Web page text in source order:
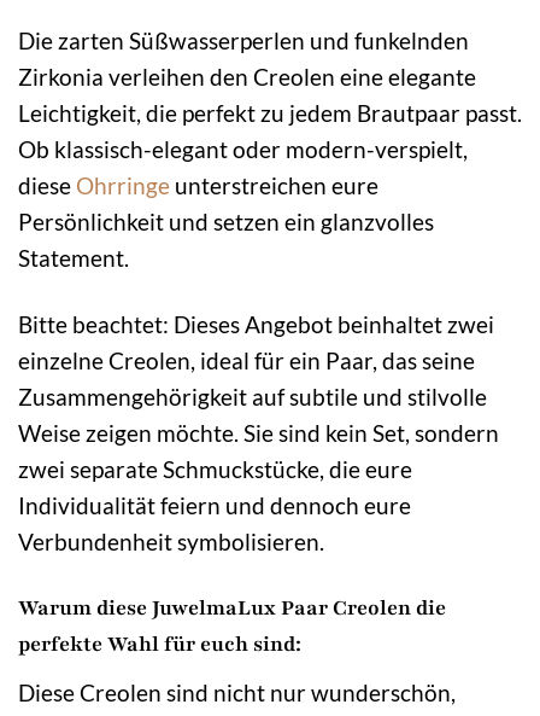
Die zarten Süßwasserperlen und funkelnden
Zirkonia verleihen den Creolen eine elegante
Leichtigkeit, die perfekt zu jedem Brautpaar passt.
Ob klassisch-elegant oder modern-verspielt,
diese Ohrringe unterstreichen eure
Persönlichkeit und setzen ein glanzvolles
Statement.
Bitte beachtet: Dieses Angebot beinhaltet zwei
einzelne Creolen, ideal für ein Paar, das seine
Zusammengehörigkeit auf subtile und stilvolle
Weise zeigen möchte. Sie sind kein Set, sondern
zwei separate Schmuckstücke, die eure
Individualität feiern und dennoch eure
Verbundenheit symbolisieren.
Warum diese JuwelmaLux Paar Creolen die
perfekte Wahl für euch sind:
Diese Creolen sind nicht nur wunderschön,